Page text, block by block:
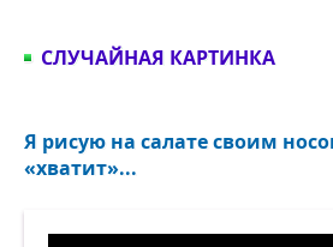
СЛУЧАЙНАЯ КАРТИНКА
Я рисую на салате своим
«хватит»...